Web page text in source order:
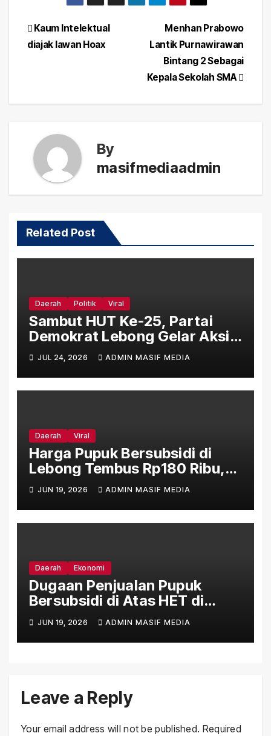
Post
navigation
Menhan Prabowo
Lantik Purnawirawan
Bintang 2 Sebagai
Kepala Sekolah SMA
Kaum Intelektual
diajak lawan Hoax
By
masifmediaadmin
Related Post
Daerah Politik Viral
Sambut HUT Ke-25, Partai
Demokrat Lebong Gelar Aksi
Bersih Rumah Ibadah Lewat
Gerakan Indonesia Asri Langit
Biru
JUL 24, 2026 ADMIN MASIF MEDIA
Daerah Viral
Harga Pupuk Bersubsidi di
Lebong Tembus Rp180 Ribu,
Jauh Lampaui HET Permentan
No. 15/2025
JUN 19, 2026 ADMIN MASIF MEDIA
Daerah Ekonomi
Dugaan Penjualan Pupuk
Bersubsidi di Atas HET di
Sejumlah Daerah Bengkulu
JUN 19, 2026 ADMIN MASIF MEDIA
Leave a Reply
Your email address will not be published. Required